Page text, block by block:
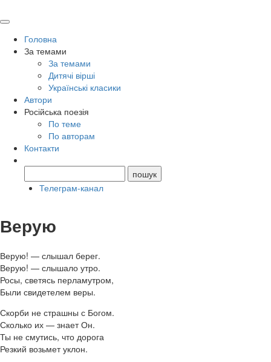
Головна
За темами
За темами
Дитячі вірші
Українські класики
Автори
Російська поезія
По теме
По авторам
Контакти
Телеграм-канал
Верую
Верую! — слышал берег.
Верую! — слышало утро.
Росы, светясь перламутром,
Были свидетелем веры.
Скорби не страшны с Богом.
Сколько их — знает Он.
Ты не смутись, что дорога
Резкий возьмет уклон.